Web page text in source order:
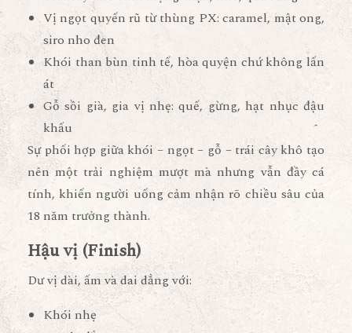
Vị ngọt quyến rũ từ thùng PX: caramel, mật ong,
siro nho đen
Khói than bùn tinh tế, hòa quyện chứ không lấn
át
Gỗ sồi già, gia vị nhẹ: quế, gừng, hạt nhục đậu
khấu
Sự phối hợp giữa khói – ngọt – gỗ – trái cây khô tạo
nên một trải nghiệm mượt mà nhưng vẫn đầy cá
tính, khiến người uống cảm nhận rõ chiều sâu của
18 năm trưởng thành.
Hậu vị (Finish)
Dư vị dài, ấm và dai dẳng với:
Khói nhẹ